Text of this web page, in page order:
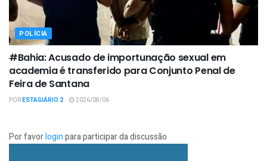
POLÍCIA
#Bahia: Acusado de importunação sexual em
academia é transferido para Conjunto Penal de
Feira de Santana
PORESTAGIÁRIO 2 2026/08/06
Por favorloginpara participar da discussão